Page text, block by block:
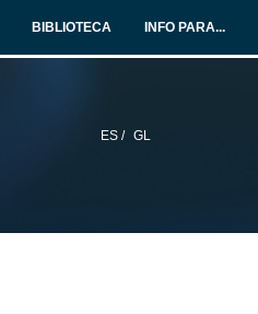
BIBLIOTECA INFO PARA...
ES / GL